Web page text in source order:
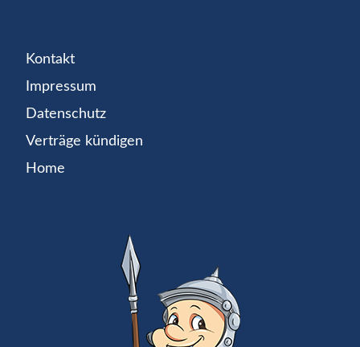
Kontakt
Impressum
Datenschutz
Verträge kündigen
Home